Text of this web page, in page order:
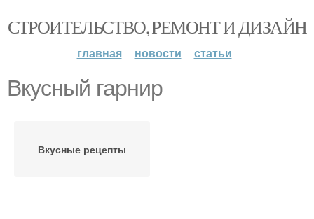
СТРОИТЕЛЬСТВО, РЕМОНТ И ДИЗАЙН
главная новости статьи
Вкусный гарнир
Вкусные рецепты